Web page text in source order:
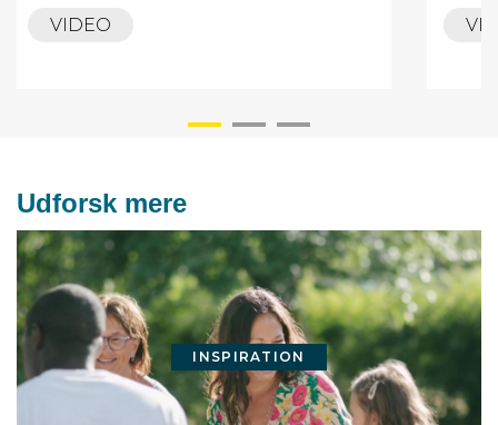
VIDEO
Udforsk mere
INSPIRATION